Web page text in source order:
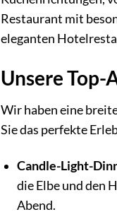
Restaurant mit
eleganten
Unsere
Wir haben eine
Sie das perfekte
Candle-Light-
die Elbe und den
Abend.